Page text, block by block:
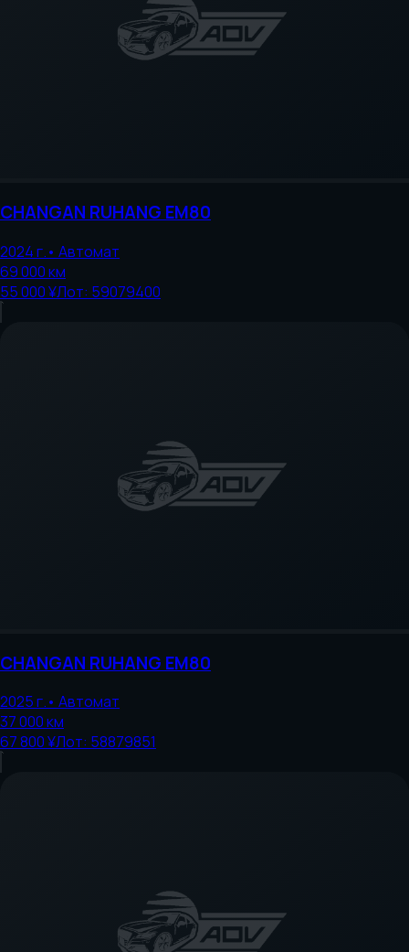
CHANGAN RUHANG EM80
2024г.• Автомат
69 000км
55 000 ¥Лот: 59079400
CHANGAN RUHANG EM80
2025г.• Автомат
37 000км
67 800 ¥Лот: 58879851